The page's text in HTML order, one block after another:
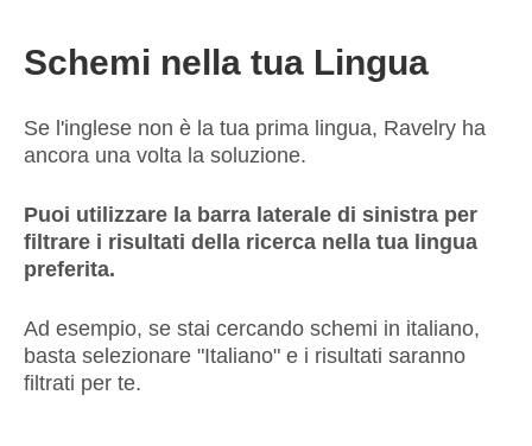
Schemi nella tua Lingua
Se l'inglese non è la tua prima lingua, Ravelry ha
ancora una volta la soluzione.
Puoi utilizzare la barra laterale di sinistra per
filtrare i risultati della ricerca nella tua lingua
preferita.
Ad esempio, se stai cercando schemi in italiano,
basta selezionare "Italiano" e i risultati saranno
filtrati per te.